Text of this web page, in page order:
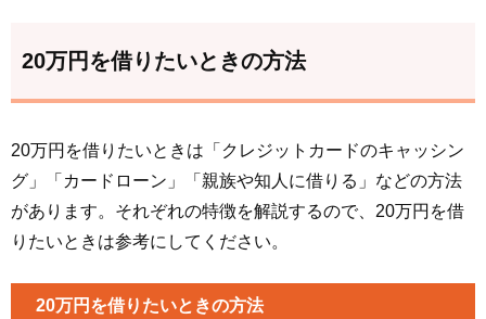
20万円を借りたいときの方法
20万円を借りたいときは「クレジットカードのキャッシン
グ」「カードローン」「親族や知人に借りる」などの方法
があります。それぞれの特徴を解説するので、20万円を借
りたいときは参考にしてください。
20万円を借りたいときの方法